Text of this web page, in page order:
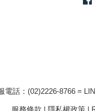
話：(02)2226-8766 =
服務條款 | 隱私權政策 |